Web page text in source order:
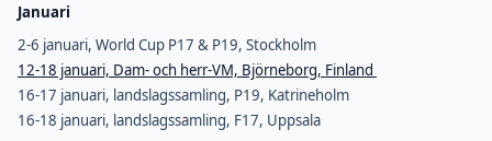
Januari
2-6 januari, World Cup P17 & P19, Stockholm
12-18 januari, Dam- och herr-VM, Björneborg, Finland
16-17 januari, landslagssamling, P19, Katrineholm
16-18 januari, landslagssamling, F17, Uppsala